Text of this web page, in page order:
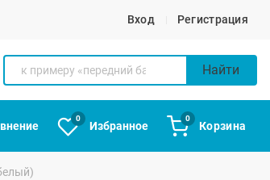
Вход Регистрация
Найти
0
Избранное
0
Корзина